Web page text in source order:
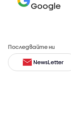
Google
Последвайте ни
NewsLetter